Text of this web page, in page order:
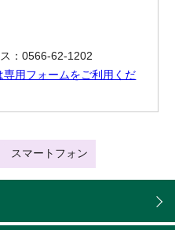
：0566-62-1202
用フォームをご利用くだ
スマートフォン